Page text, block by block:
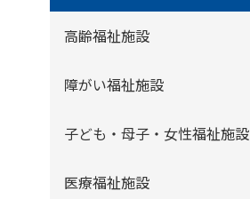
高齢福祉施設
障がい福祉施設
子ども・母子・女性福祉施設
医療福祉施設